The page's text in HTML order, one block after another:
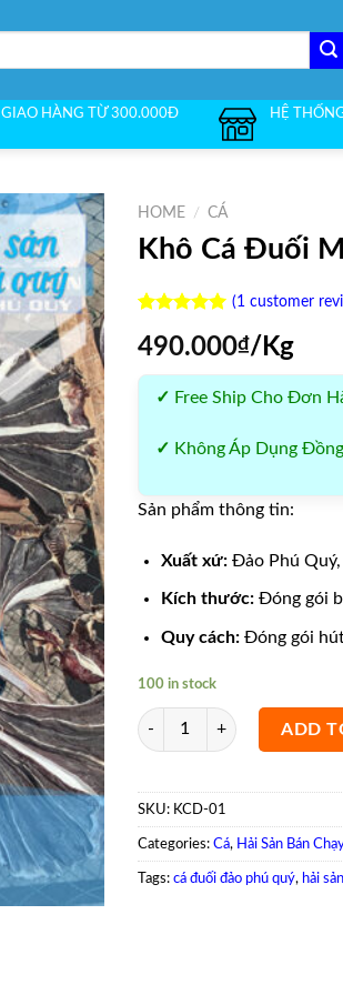
GIAO HÀNG TỪ 300.000Đ HỆ
HOME / CÁ
Khô Cá Đuối
out of 5
customer
rating
(1customer
490.000₫/Kg
✓ Free Ship Cho Đơn
✓ Không Áp Dụng
Sản phẩm thông tin:
Xuất xứ:Đảo Phú Quý,
Kích thước:Đóng gói
Quy cách:Đóng gói hút
100 in stock
Khô Cá Đuối Một Nắng
ADD
SKU: KCD-01
Categories: Cá, Hải Sản Bán
Tags: cá đuối đảo phú quý, hải